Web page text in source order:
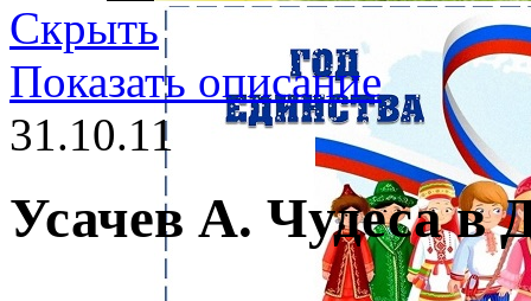
Скрыть
Показать описание
31.10.11
Усачев А. Чудеса в